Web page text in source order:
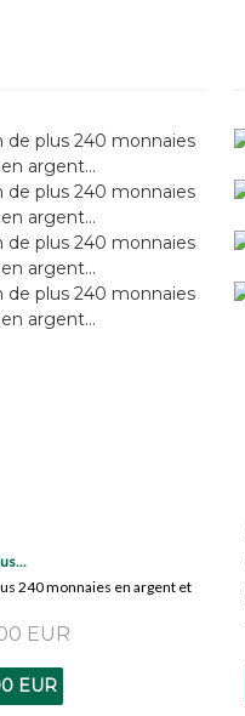
240 monnaies en argent et
EUR
EUR